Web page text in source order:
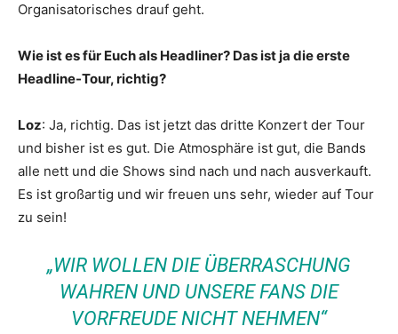
Organisatorisches drauf geht.
Wie ist es für Euch als Headliner? Das ist ja die erste
Headline-Tour, richtig?
Loz: Ja, richtig. Das ist jetzt das dritte Konzert der Tour
und bisher ist es gut. Die Atmosphäre ist gut, die Bands
alle nett und die Shows sind nach und nach ausverkauft.
Es ist großartig und wir freuen uns sehr, wieder auf Tour
zu sein!
„WIR WOLLEN DIE ÜBERRASCHUNG
WAHREN UND UNSERE FANS DIE
VORFREUDE NICHT NEHMEN“